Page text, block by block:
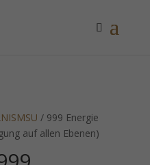
/ 999 Energie
auf allen Ebenen)